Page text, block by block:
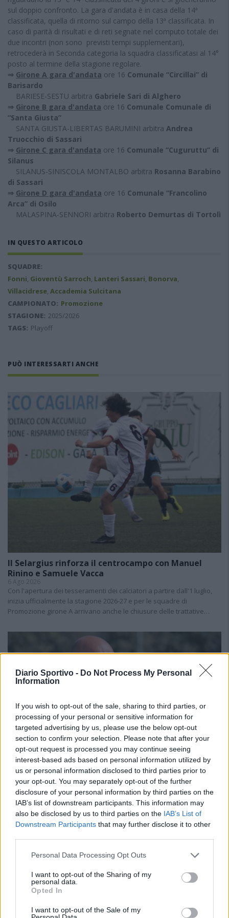
Diario Sportivo - Do Not Process My Personal
Information
If you wish to opt-out of the sale, sharing to third parties, or
processing of your personal or sensitive information for
targeted advertising by us, please use the below opt-out
section to confirm your selection. Please note that after your
opt-out request is processed you may continue seeing
interest-based ads based on personal information utilized by
us or personal information disclosed to third parties prior to
your opt-out. You may separately opt-out of the further
disclosure of your personal information by third parties on the
IAB’s list of downstream participants. This information may
also be disclosed by us to third parties on the IAB’s List of
Downstream Participants that may further disclose it to other
Personal Data Processing Opt Outs
I want to opt-out of the Sharing of my
personal data.
Opted In
I want to opt-out of the Sale of my
sul doppio confronto. La gara d'andata è in casa della 14ª
classificata, quella di ritorno sul campo della 13ª classificata. In
caso di parità di risultati e di reti segnate nel computo totale dei
due incontri (non sono previsti tempi supplementari),
retrocederà in Seconda categoria la squadra classificatasi al 14°
posto al termine della stagione regolare.
⇒ Girone A gara d'andata ore 16 Comunale “Circillai” di
Barisardo
BARIESE-SESTU arbitra Gabriele Sari di Alghero
⇒ Girone B gara d'andata ore 16 Comunale Comunale di
“Santa Giusta”
SANTA GIUSTA-LIBERTAS BARUMINI arbitra Andrea
Truocchio di Sassari
⇒ Girone C gara d'andata ore 16 Comunale “Cuguruttu” di
Silanus
SILANUS-SINISCOLA MONTALBO arbitra Rosanna Barabino
di Sassari
⇒ Girone D gara d'andata ore 16 Comunale “Francolino
Arca” di Osilo
MALASPINA-SENNORI arbitra Roberto Demurtas di Tortolì
IN QUESTO ARTICOLO
SQUADRE:
Fonni, Gioventù Sarroch, Lanteri Sassari, Bonorva,
Villacidrese, Accademia Sulcitana
CAMPIONATO: Promozione
STAGIONE: 2025/2026
TAGS: Playoff
PUÒ INTERESSARTI ANCHE
Il Selargius rinforza il centrocampo con Manuel
Rinino e Samuele Vacca
6 Ago 2026
Con l'apertura dei tesseramenti dei calciatori a partire dall'1 luglio,
inizia ufficialmente la stagione 2026-27 e per le squadre di
Promozione girone A arrivano anche le chiusure delle trattative…
Il Buddusò in mani sicure con Mario Fadda, il Monte
Alma riparte da Ivano Falchi
5 Ago 2026
Con l'apertura dei tesseramenti dei calciatori a partire dall'1 luglio,
inizia ufficialmente la stagione 2026-27 e per le squadre di
Promozione girone B arrivano anche le chiusure delle trattative…
Coppa Italia: gli accoppiamenti dei 16esimi di
finale con i derby a Cagliari, Sassari e